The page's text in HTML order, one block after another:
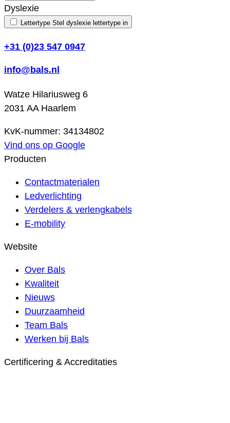
Dyslexie
Lettertype Stel dyslexie lettertype in
+31 (0)23 547 0947
info@bals.nl
Watze Hilariusweg 6
2031 AA Haarlem
KvK-nummer: 34134802
Vind ons op Google
Producten
Contactmaterialen
Ledverlichting
Verdelers & verlengkabels
E-mobility
Website
Over Bals
Kwaliteit
Nieuws
Duurzaamheid
Team Bals
Werken bij Bals
Certificering & Accreditaties